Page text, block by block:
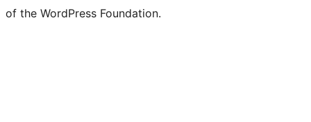
of the WordPress Foundation.